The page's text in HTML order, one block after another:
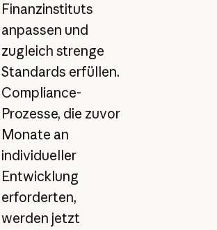
Finanzinstituts
anpassen und
zugleich strenge
Standards erfüllen.
Compliance-
Prozesse, die zuvor
Monate an
individueller
Entwicklung
erforderten,
werden jetzt